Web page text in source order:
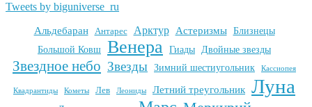
Tweets by biguniverse_ru
Альдебаран Антарес Арктур Астеризмы
Близнецы
Большой Ковш Венера Гиады Двойные звезды
Звездное небо Звезды Зимний шестиугольник Кассиопея
Квадрантиды Кометы Лев Леониды Летний треугольник Луна